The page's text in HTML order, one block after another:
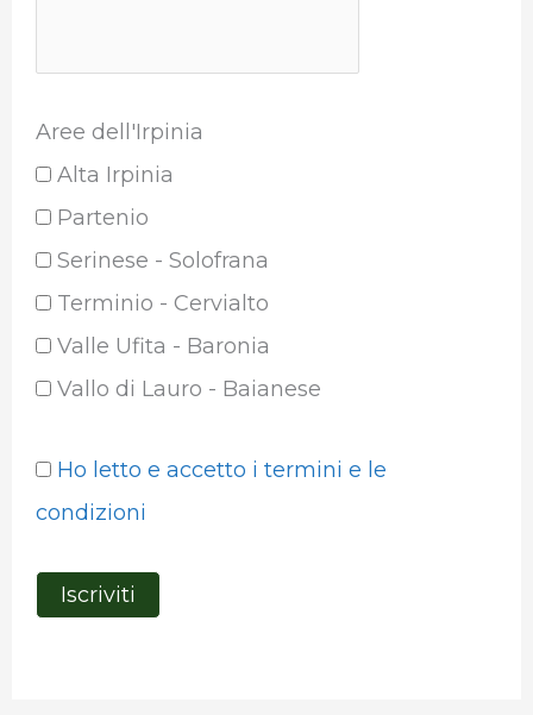
Aree dell'Irpinia
Alta Irpinia
Partenio
Serinese - Solofrana
Terminio - Cervialto
Valle Ufita - Baronia
Vallo di Lauro - Baianese
Ho letto e accetto i termini e le
condizioni